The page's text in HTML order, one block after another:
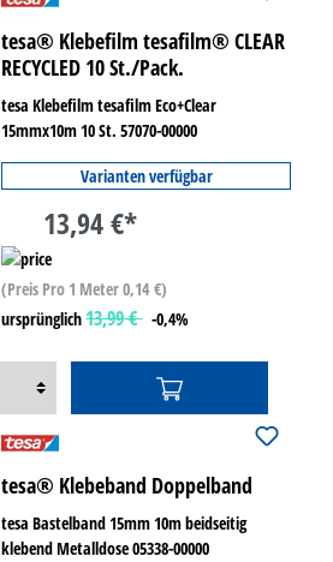
tesa® Klebefilm tesafilm® CLEAR
RECYCLED 10 St./Pack.
tesa Klebefilm tesafilm Eco+Clear
15mmx10m 10 St. 57070-00000
Varianten verfügbar
13,94 €*
(Preis Pro 1 Meter 0,14 €)
ursprünglich13,99 € -0,4%
tesa® Klebeband Doppelband
tesa Bastelband 15mm 10m beidseitig
klebend Metalldose 05338-00000